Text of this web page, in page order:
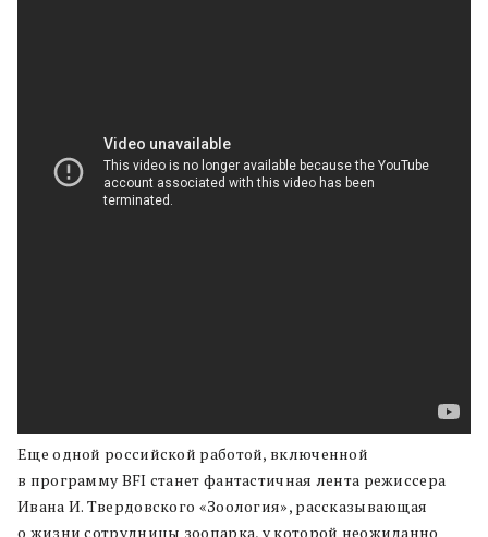
Еще одной российской работой, включенной
в программу BFI станет фантастичная лента режиссера
Ивана И. Твердовского «Зоология», рассказывающая
о жизни сотрудницы зоопарка, у которой неожиданно